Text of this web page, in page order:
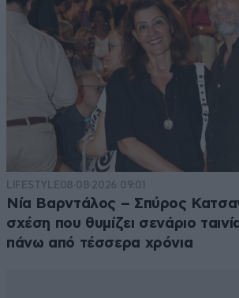
LIFESTYLE08·08·2026 09:01
Νία Βαρντάλος – Σπύρος
σχέση που θυμίζει σενάριο
πάνω από τέσσερα χρόνια